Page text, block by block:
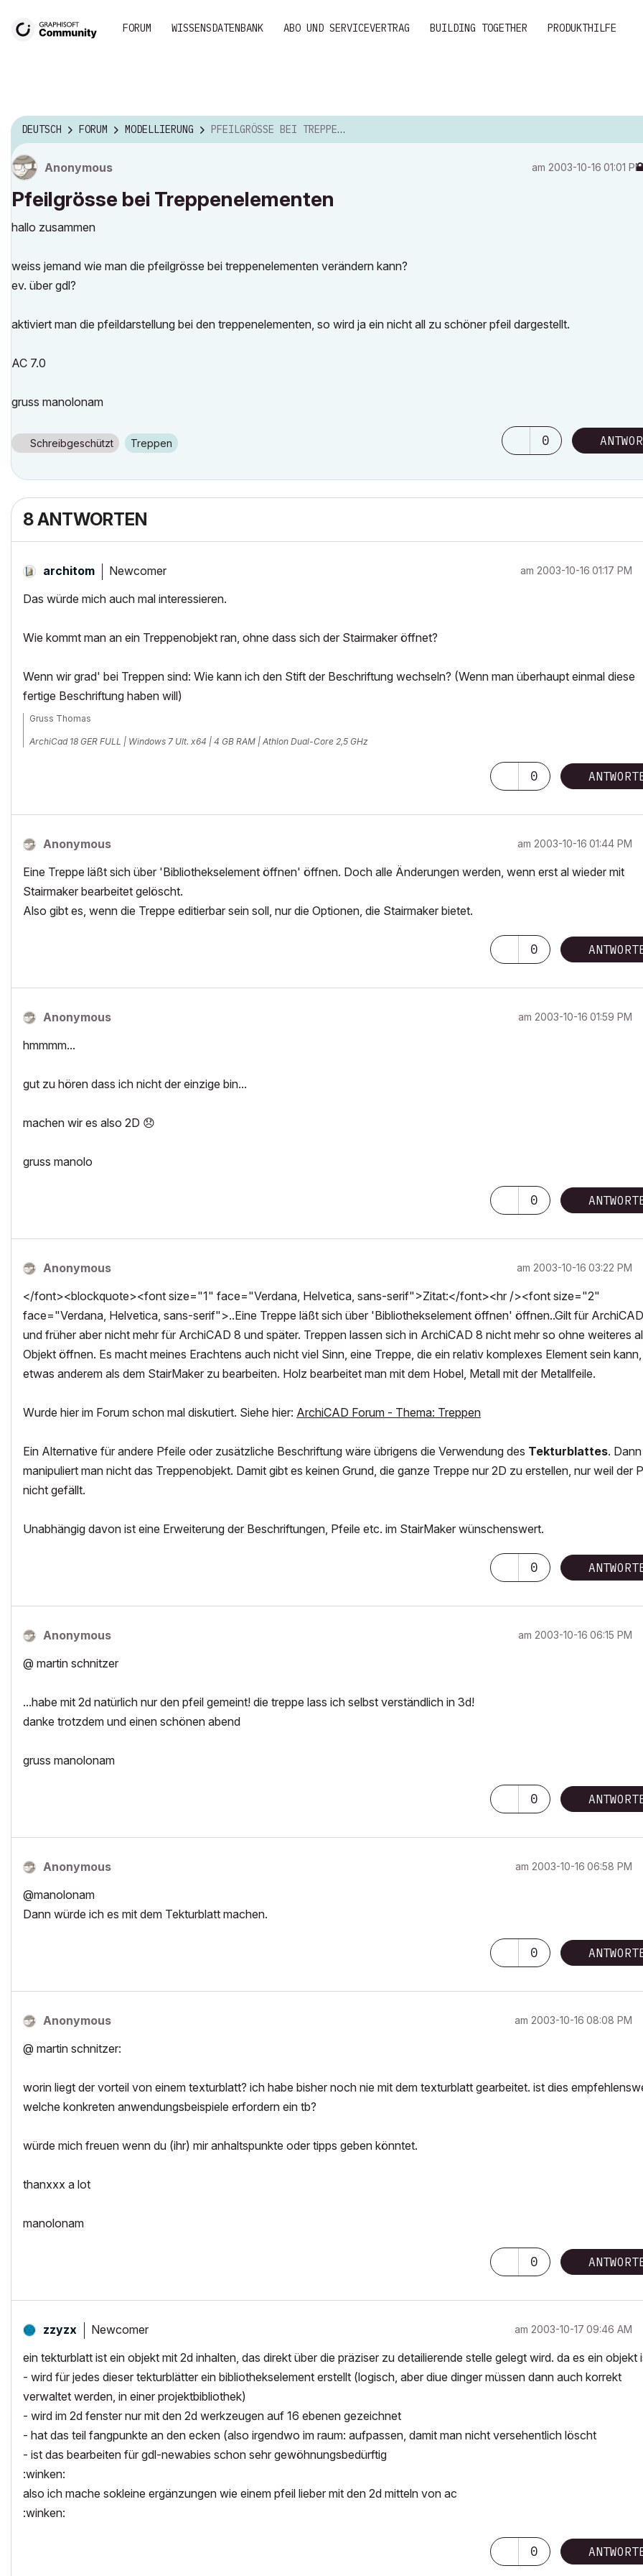
FORUM WISSENSDATENBANK ABO UND SERVICEVERTRAG BUILDING TOGETHER PRODUKTHILFE
DEUTSCH FORUM MODELLIERUNG PFEILGRÖSSE BEI TREPPENELEMENTEN
Anonymous am ‎2003-10-16 01:01 PM
Pfeilgrösse bei Treppenelementen
hallo zusammen
weiss jemand wie man die pfeilgrösse bei treppenelementen verändern kann?
ev. über gdl?
aktiviert man die pfeildarstellung bei den treppenelementen, so wird ja ein nicht all zu schöner pfeil dargestellt.
AC 7.0
gruss manolonam
Schreibgeschützt Treppen 0
8 ANTWORTEN
architom Newcomer am ‎2003-10-16 01:17 PM
Das würde mich auch mal interessieren.
Wie kommt man an ein Treppenobjekt ran, ohne dass sich der Stairmaker öffnet?
Wenn wir grad' bei Treppen sind: Wie kann ich den Stift der Beschriftung wechseln? (Wenn man überhaupt einmal diese
fertige Beschriftung haben will)
Gruss Thomas
ArchiCad 18 GER FULL | Windows 7 Ult. x64 | 4 GB RAM | Athlon Dual-Core 2,5 GHz
0
Anonymous am ‎2003-10-16 01:44 PM
Eine Treppe läßt sich über 'Bibliothekselement öffnen' öffnen. Doch alle Änderungen werden, wenn erst al wieder mit
Stairmaker bearbeitet gelöscht.
Also gibt es, wenn die Treppe editierbar sein soll, nur die Optionen, die Stairmaker bietet.
0
Anonymous am ‎2003-10-16 01:59 PM
hmmmm...
gut zu hören dass ich nicht der einzige bin...
machen wir es also 2D 😞
gruss manolo
0
Anonymous am ‎2003-10-16 03:22 PM
</font><blockquote><font size="1" face="Verdana, Helvetica, sans-serif">Zitat:</font><hr /><font size="2"
face="Verdana, Helvetica, sans-serif">..Eine Treppe läßt sich über 'Bibliothekselement öffnen' öffnen..Gilt für
und früher aber nicht mehr für ArchiCAD 8 und später. Treppen lassen sich in ArchiCAD 8 nicht mehr so ohne weiteres
Objekt öffnen. Es macht meines Erachtens auch nicht viel Sinn, eine Treppe, die ein relativ komplexes Element sein
etwas anderem als dem StairMaker zu bearbeiten. Holz bearbeitet man mit dem Hobel, Metall mit der Metallfeile.
Wurde hier im Forum schon mal diskutiert. Siehe hier: ArchiCAD Forum - Thema: Treppen
Ein Alternative für andere Pfeile oder zusätzliche Beschriftung wäre übrigens die Verwendung des Tekturblattes. Dann
manipuliert man nicht das Treppenobjekt. Damit gibt es keinen Grund, die ganze Treppe nur 2D zu erstellen, nur weil der
nicht gefällt.
Unabhängig davon ist eine Erweiterung der Beschriftungen, Pfeile etc. im StairMaker wünschenswert.
0
Anonymous am ‎2003-10-16 06:15 PM
@ martin schnitzer
...habe mit 2d natürlich nur den pfeil gemeint! die treppe lass ich selbst verständlich in 3d!
danke trotzdem und einen schönen abend
gruss manolonam
0
Anonymous am ‎2003-10-16 06:58 PM
@manolonam
Dann würde ich es mit dem Tekturblatt machen.
0
Anonymous am ‎2003-10-16 08:08 PM
@ martin schnitzer:
worin liegt der vorteil von einem texturblatt? ich habe bisher noch nie mit dem texturblatt gearbeitet. ist dies
welche konkreten anwendungsbeispiele erfordern ein tb?
würde mich freuen wenn du (ihr) mir anhaltspunkte oder tipps geben könntet.
thanxxx a lot
manolonam
0
zzyzx Newcomer am ‎2003-10-17 09:46 AM
ein tekturblatt ist ein objekt mit 2d inhalten, das direkt über die präziser zu detailierende stelle gelegt wird. da es ein objekt
- wird für jedes dieser tekturblätter ein bibliothekselement erstellt (logisch, aber diue dinger müssen dann auch korrekt
verwaltet werden, in einer projektbibliothek)
- wird im 2d fenster nur mit den 2d werkzeugen auf 16 ebenen gezeichnet
- hat das teil fangpunkte an den ecken (also irgendwo im raum: aufpassen, damit man nicht versehentlich löscht
- ist das bearbeiten für gdl-newabies schon sehr gewöhnungsbedürftig
:winken:
also ich mache sokleine ergänzungen wie einem pfeil lieber mit den 2d mitteln von ac
:winken:
0